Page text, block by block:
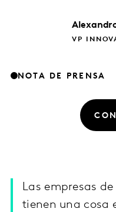
VP
NOTA DE PRENSA
Las empresas
tienen una cosa